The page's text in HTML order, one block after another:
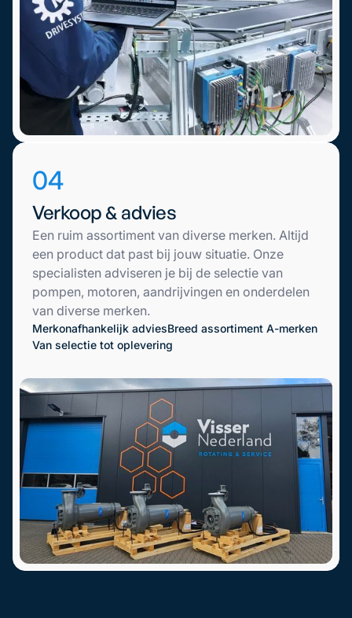
04
Verkoop & advies
Een ruim assortiment van diverse merken. Altijd
een product dat past bij jouw situatie. Onze
specialisten adviseren je bij de selectie van
pompen, motoren, aandrijvingen en onderdelen
van diverse merken.
Merkonafhankelijk adviesBreed assortiment A-merken
Van selectie tot oplevering